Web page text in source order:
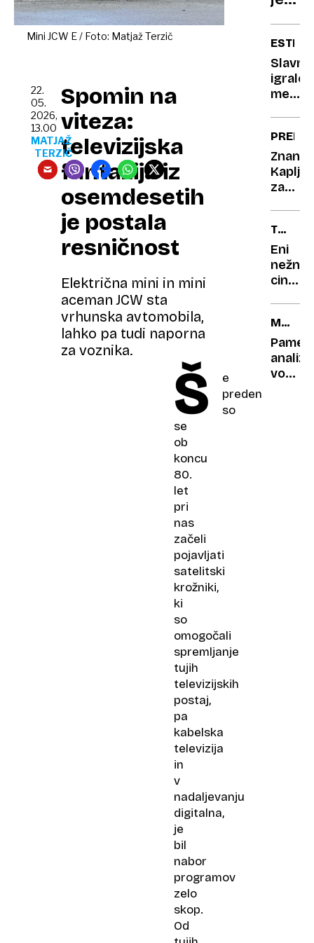
Mini JCW E / Foto: Matjaž Terzič
Spomin na
viteza:
televizijska
fantazija iz
osemdesetih
je postala
resničnost
Električna mini in mini
aceman JCW sta
vrhunska avtomobila,
lahko pa tudi naporna
za voznika.
22.
05.
2026,
13.00
MATJAŽ
TERZIČ
Š
e
preden
so
se
ob
koncu
80.
let
pri
nas
začeli
pojavljati
satelitski
krožniki,
ki
so
omogočali
spremljanje
tujih
televizijskih
postaj,
pa
kabelska
televizija
in
v
nadaljevanju
digitalna,
je
bil
nabor
programov
zelo
skop.
Od
še
ne
kralja
Karla
III.:
»Vsaj
na
glavo
se
mi
ni!«
Slavni
igralec
meni,
čas
črnih
zaradi
izteka
PREBOJ
za
bi
lahko
očesa
TRETJA
PLAT
Eni
nežno
derejo:
»A
ne
moreš
IN
analize
vožnje: